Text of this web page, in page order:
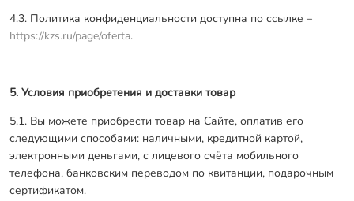
4.3. Политика конфиденциальности доступна по ссылке –
https://kzs.ru/page/oferta.
5. Условия приобретения и доставки товар
5.1. Вы можете приобрести товар на Сайте, оплатив его
следующими способами: наличными, кредитной картой,
электронными деньгами, с лицевого счёта мобильного
телефона, банковским переводом по квитанции, подарочным
сертификатом.